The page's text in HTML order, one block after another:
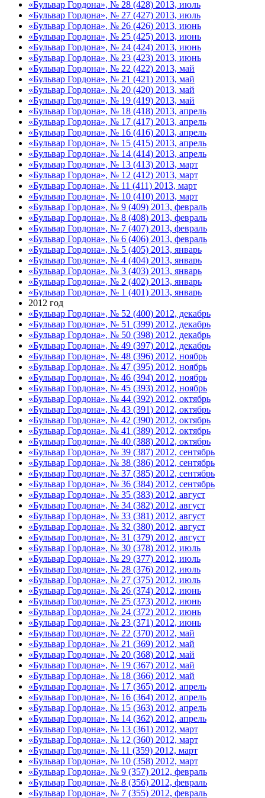
«Бульвар Гордона», № 28 (428) 2013, июль
«Бульвар Гордона», № 27 (427) 2013, июль
«Бульвар Гордона», № 26 (426) 2013, июнь
«Бульвар Гордона», № 25 (425) 2013, июнь
«Бульвар Гордона», № 24 (424) 2013, июнь
«Бульвар Гордона», № 23 (423) 2013, июнь
«Бульвар Гордона», № 22 (422) 2013, май
«Бульвар Гордона», № 21 (421) 2013, май
«Бульвар Гордона», № 20 (420) 2013, май
«Бульвар Гордона», № 19 (419) 2013, май
«Бульвар Гордона», № 18 (418) 2013, апрель
«Бульвар Гордона», № 17 (417) 2013, апрель
«Бульвар Гордона», № 16 (416) 2013, апрель
«Бульвар Гордона», № 15 (415) 2013, апрель
«Бульвар Гордона», № 14 (414) 2013, апрель
«Бульвар Гордона», № 13 (413) 2013, март
«Бульвар Гордона», № 12 (412) 2013, март
«Бульвар Гордона», № 11 (411) 2013, март
«Бульвар Гордона», № 10 (410) 2013, март
«Бульвар Гордона», № 9 (409) 2013, февраль
«Бульвар Гордона», № 8 (408) 2013, февраль
«Бульвар Гордона», № 7 (407) 2013, февраль
«Бульвар Гордона», № 6 (406) 2013, февраль
«Бульвар Гордона», № 5 (405) 2013, январь
«Бульвар Гордона», № 4 (404) 2013, январь
«Бульвар Гордона», № 3 (403) 2013, январь
«Бульвар Гордона», № 2 (402) 2013, январь
«Бульвар Гордона», № 1 (401) 2013, январь
2012 год
«Бульвар Гордона», № 52 (400) 2012, декабрь
«Бульвар Гордона», № 51 (399) 2012, декабрь
«Бульвар Гордона», № 50 (398) 2012, декабрь
«Бульвар Гордона», № 49 (397) 2012, декабрь
«Бульвар Гордона», № 48 (396) 2012, ноябрь
«Бульвар Гордона», № 47 (395) 2012, ноябрь
«Бульвар Гордона», № 46 (394) 2012, ноябрь
«Бульвар Гордона», № 45 (393) 2012, ноябрь
«Бульвар Гордона», № 44 (392) 2012, октябрь
«Бульвар Гордона», № 43 (391) 2012, октябрь
«Бульвар Гордона», № 42 (390) 2012, октябрь
«Бульвар Гордона», № 41 (389) 2012, октябрь
«Бульвар Гордона», № 40 (388) 2012, октябрь
«Бульвар Гордона», № 39 (387) 2012, сентябрь
«Бульвар Гордона», № 38 (386) 2012, сентябрь
«Бульвар Гордона», № 37 (385) 2012, сентябрь
«Бульвар Гордона», № 36 (384) 2012, сентябрь
«Бульвар Гордона», № 35 (383) 2012, август
«Бульвар Гордона», № 34 (382) 2012, август
«Бульвар Гордона», № 33 (381) 2012, август
«Бульвар Гордона», № 32 (380) 2012, август
«Бульвар Гордона», № 31 (379) 2012, август
«Бульвар Гордона», № 30 (378) 2012, июль
«Бульвар Гордона», № 29 (377) 2012, июль
«Бульвар Гордона», № 28 (376) 2012, июль
«Бульвар Гордона», № 27 (375) 2012, июль
«Бульвар Гордона», № 26 (374) 2012, июнь
«Бульвар Гордона», № 25 (373) 2012, июнь
«Бульвар Гордона», № 24 (372) 2012, июнь
«Бульвар Гордона», № 23 (371) 2012, июнь
«Бульвар Гордона», № 22 (370) 2012, май
«Бульвар Гордона», № 21 (369) 2012, май
«Бульвар Гордона», № 20 (368) 2012, май
«Бульвар Гордона», № 19 (367) 2012, май
«Бульвар Гордона», № 18 (366) 2012, май
«Бульвар Гордона», № 17 (365) 2012, апрель
«Бульвар Гордона», № 16 (364) 2012, апрель
«Бульвар Гордона», № 15 (363) 2012, апрель
«Бульвар Гордона», № 14 (362) 2012, апрель
«Бульвар Гордона», № 13 (361) 2012, март
«Бульвар Гордона», № 12 (360) 2012, март
«Бульвар Гордона», № 11 (359) 2012, март
«Бульвар Гордона», № 10 (358) 2012, март
«Бульвар Гордона», № 9 (357) 2012, февраль
«Бульвар Гордона», № 8 (356) 2012, февраль
«Бульвар Гордона», № 7 (355) 2012, февраль